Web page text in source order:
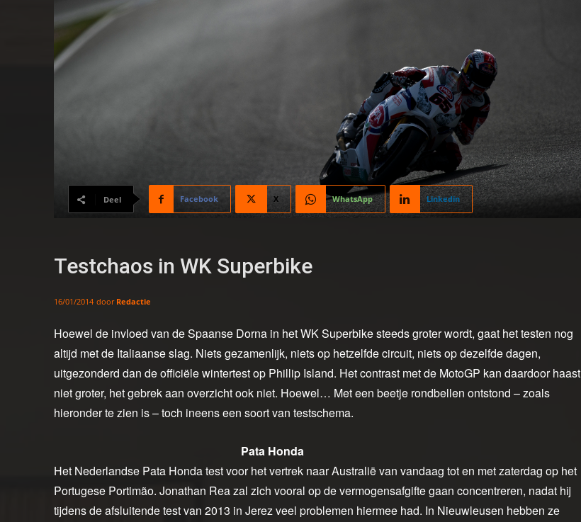
Deel Facebook X WhatsApp Linkedin
Testchaos in WK Superbike
16/01/2014 door Redactie
Hoewel de invloed van de Spaanse Dorna in het WK Superbike steeds groter wordt, gaat het testen nog
altijd met de Italiaanse slag. Niets gezamenlijk, niets op hetzelfde circuit, niets op dezelfde dagen,
uitgezonderd dan de officiële wintertest op Phillip Island. Het contrast met de MotoGP kan daardoor haast
niet groter, het gebrek aan overzicht ook niet. Hoewel… Met een beetje rondbellen ontstond – zoals
hieronder te zien is – toch ineens een soort van testschema.
Pata Honda
Het Nederlandse Pata Honda test voor het vertrek naar Australië van vandaag tot en met zaterdag op het
Portugese Portimão. Jonathan Rea zal zich vooral op de vermogensafgifte gaan concentreren, nadat hij
tijdens de afsluitende test van 2013 in Jerez veel problemen hiermee had. In Nieuwleusen hebben ze